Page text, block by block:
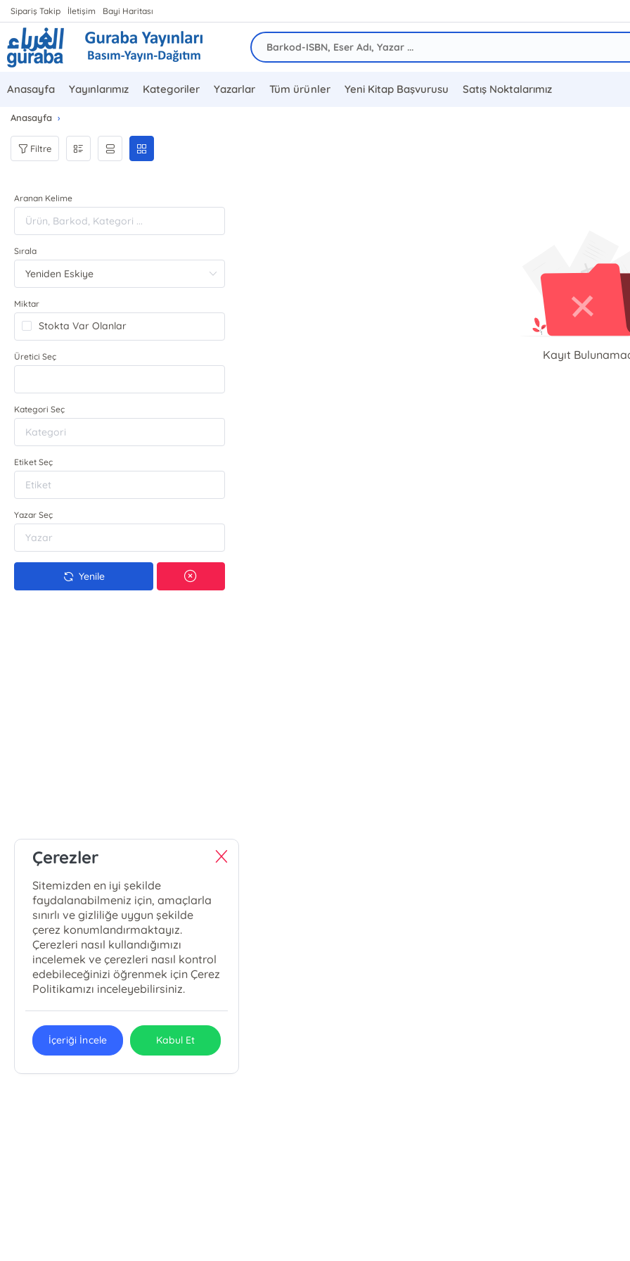
Sipariş Takip İletişim Bayi Haritası
Anasayfa Yayınlarımız Kategoriler Yazarlar Tüm ürünler Yeni Kitap Başvurusu Satış Noktalarımız
Anasayfa
Filtre
Aranan Kelime
Sırala
Miktar
Stokta Var Olanlar
Üretici Seç
Kategori Seç
Etiket Seç
Yazar Seç
Yenile
Kayıt
Çerezler
Sitemizden en iyi şekilde
faydalanabilmeniz için, amaçlarla
sınırlı ve gizliliğe uygun şekilde
çerez konumlandırmaktayız.
Çerezleri nasıl kullandığımızı
incelemek ve çerezleri nasıl kontrol
edebileceğinizi öğrenmek için Çerez
Politikamızı inceleyebilirsiniz.
İçeriği İncele Kabul Et